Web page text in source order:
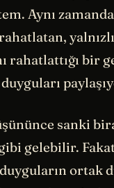
Aynı
rahatlattığı bir
sanki
gelebilir.
ortak